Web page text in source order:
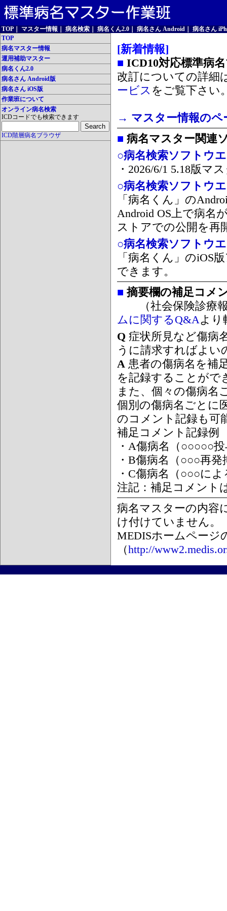
TOP マスター情報 病名検索 病名くん2.0 病名さん Android
病名さん
TOP
病名マスター情報
運用補助マスター
病名くん2.0
病名さん Android版
病名さん iOS版
作業班について
オンライン病名検索
ICDコードでも検索できます
ICD階層病名ブラウザ
[新着情報]
■ ICD10対応標準病
改訂についての詳細
ービス をご覧下さい
→ マスター情報のペ
■ 病名マスター関連
○病名検索ソフトウ
・2026/6/1 5.18版マ
○病名検索ソフトウ
「病名くん」の
Android OS上で病名
ストアでの公開を再
○病名検索ソフトウ
「病名くん」のiOS
できます。
■ 摘要欄の補足コメ
（社会保険診療報
ムに関するQ&Aより
Q 症状所見など傷病
うに請求すればよい
A 患者の傷病名を補
を記録することがで
また、個々の傷病名
個別の傷病名ごとに
のコメント記録も可
補足コメント記録例
・A傷病名（○○○○○
・B傷病名（○○○再
・C傷病名（○○○に
注記：補足コメント
病名マスターの内容
け付けていません。
MEDISホームページ
（http://